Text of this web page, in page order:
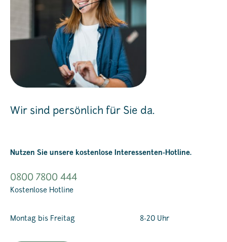
Wir sind persönlich für Sie da.
Nutzen Sie unsere kostenlose Interessenten-Hotline.
0800 7800 444
Kostenlose Hotline
Montag bis Freitag 8-20 Uhr